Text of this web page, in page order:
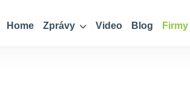
Home Zprávy Video Blog Firmy